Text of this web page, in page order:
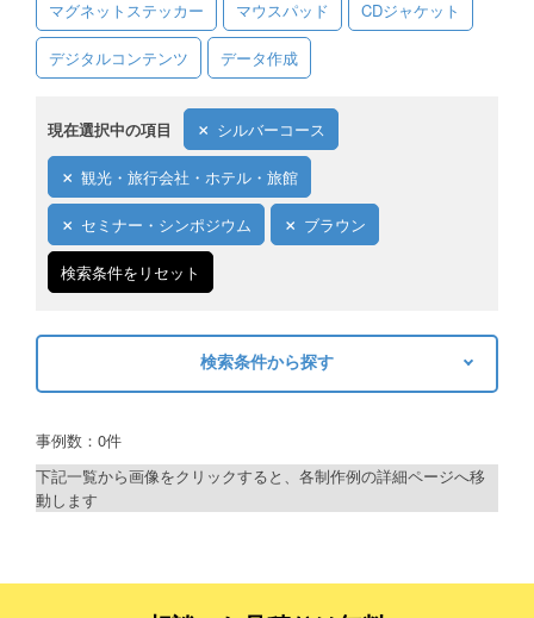
マグネットステッカー マウスパッド CDジャケット
デジタルコンテンツ データ作成
現在選択中の項目 シルバーコース
観光・旅行会社・ホテル・旅館
セミナー・シンポジウム ブラウン
検索条件をリセット
検索条件から探す
制作プランで探す
事例数：0件
下記一覧から画像をクリックすると、各制作例の詳細ページへ移
動します